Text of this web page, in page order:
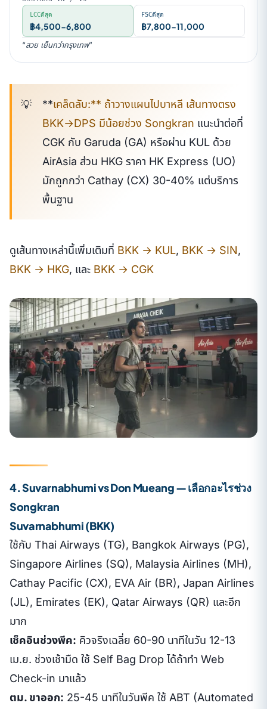
LCCดีสุด
฿4,500-6,800
FSCดีสุด
฿7,800-11,000
“สวย เย็นกว่ากรุงเทพ”
**เคล็ดลับ:** ถ้าวางแผนไปบาหลี เส้นทางตรง
BKK→DPS มีน้อยช่วง Songkran แนะนำต่อที่
CGK กับ Garuda (GA) หรือผ่าน KUL ด้วย
AirAsia ส่วน HKG ราคา HK Express (UO)
มักถูกกว่า Cathay (CX) 30-40% แต่บริการ
พื้นฐาน
ดูเส้นทางเหล่านี้เพิ่มเติมที่ BKK → KUL, BKK → SIN,
BKK → HKG, และ BKK → CGK
4. Suvarnabhumi vs Don Mueang — เลือกอะไรช่วง
Songkran
Suvarnabhumi (BKK)
ใช้กับ Thai Airways (TG), Bangkok Airways (PG),
Singapore Airlines (SQ), Malaysia Airlines (MH),
Cathay Pacific (CX), EVA Air (BR), Japan Airlines
(JL), Emirates (EK), Qatar Airways (QR) และอีก
มาก
เช็คอินช่วงพีค: คิวจริงเฉลี่ย 60-90 นาทีในวัน 12-13
เม.ย. ช่วงเช้ามืด ใช้ Self Bag Drop ได้ถ้าทำ Web
Check-in มาแล้ว
ตม. ขาออก: 25-45 นาทีในวันพีค ใช้ ABT (Automated